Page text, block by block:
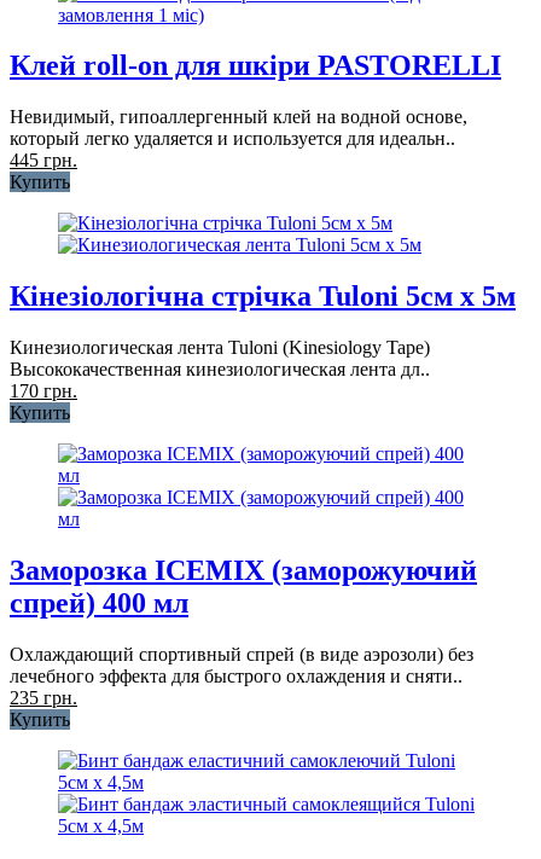
Клей roll-on для шкіри PASTORELLI
Невидимый, гипоаллергенный клей на водной основе,
который легко удаляется и используется для идеальн..
445 грн.
Купить
Кінезіологічна стрічка Tuloni 5см x 5м
Кинезиологическая лента Tuloni (Kinesiology Tape)
Высококачественная кинезиологическая лента дл..
170 грн.
Купить
Заморозка ICEMIX (заморожуючий
спрей) 400 мл
Охлаждающий спортивный спрей (в виде аэрозоли) без
лечебного эффекта для быстрого охлаждения и сняти..
235 грн.
Купить